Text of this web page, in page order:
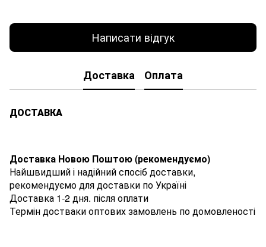
Написати відгук
Доставка Оплата
ДОСТАВКА
Доставка Новою Поштою (рекомендуємо)
Найшвидший і надійний спосіб доставки,
рекомендуємо для доставки по Україні
Доставка 1-2 дня. після оплати
Термін достваки оптових замовлень по домовленості